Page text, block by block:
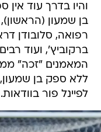
והיו בדרך עוד אין
בן שמעון (הראשון),
רפואה, סלובודן
ברקוביץ', ועוד
המאמנים "זכה"
ללא ספק בן שמעון,
לפיינל פור בוודאות.